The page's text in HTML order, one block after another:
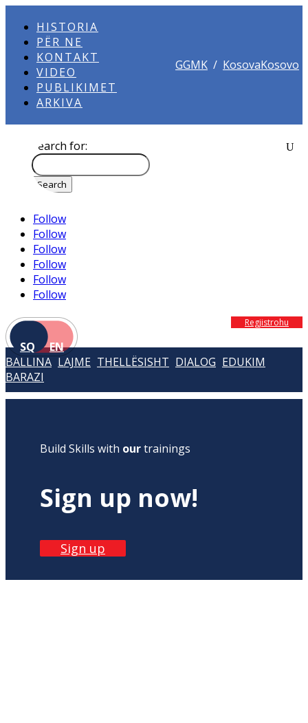
HISTORIA
PËR NE
KONTAKT
VIDEO
PUBLIKIMET
ARKIVA
GGMK / KosovaKosovo
Search for:
Follow
Follow
Follow
Follow
Follow
Follow
SQ EN
Regjistrohu
BALLINA LAJME THELLËSISHT DIALOG EDUKIM
BARAZI
Build Skills with ourtrainings
Sign up now!
Sign up